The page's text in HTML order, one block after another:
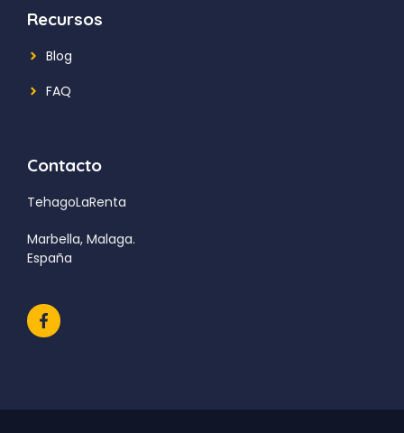
Recursos
Blog
FAQ
Contacto
TehagoLaRenta
Marbella, Malaga.
España